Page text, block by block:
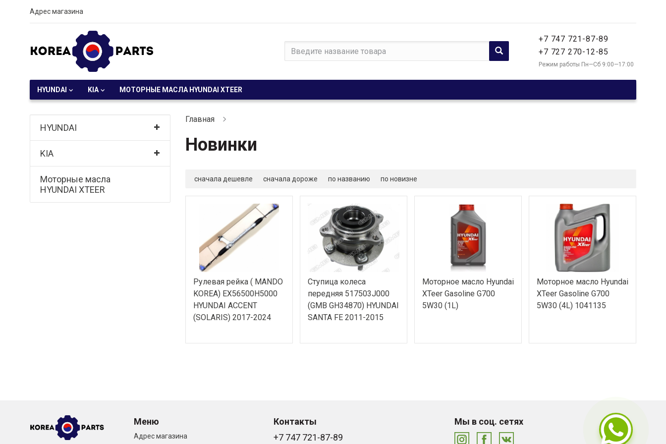
Адрес магазина
+7 747 721-87-89
+7 727 270-12-85
Режим работы Пн—Сб 9:00—17:00
HYUNDAI KIA МОТОРНЫЕ МАСЛА HYUNDAI XTEER
HYUNDAI
KIA
Моторные масла
HYUNDAI XTEER
Главная
Новинки
сначала дешевле сначала дороже по названию по новизне
Рулевая рейка ( MANDO
KOREA) EX56500H5000
HYUNDAI ACCENT
(SOLARIS) 2017-2024
Ступица колеса
передняя 517503J000
(GMB GH34870) HYUNDAI
SANTA FE 2011-2015
Моторное масло Hyundai
XTeer Gasoline G700
5W30 (1L)
Моторное масло Hyundai
XTeer Gasoline G700
5W30 (4L) 1041135
Меню
Адрес магазина
Контакты
+7 747 721-87-89
Мы в соц. сетях